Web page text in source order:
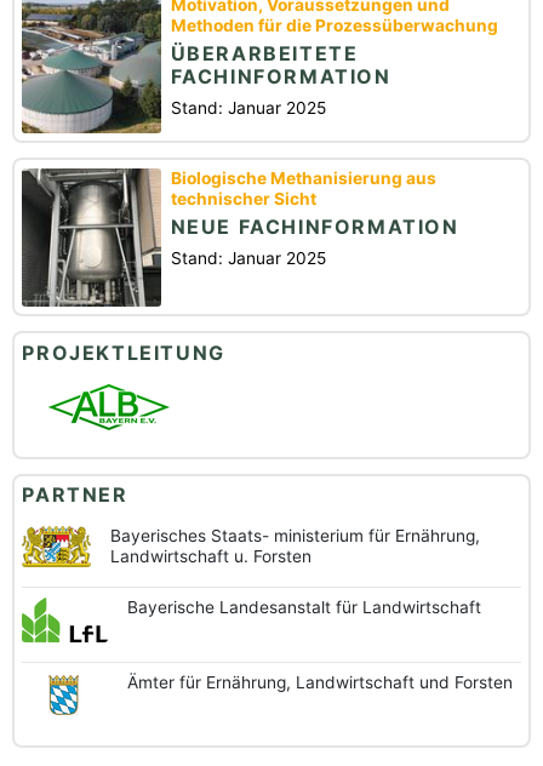
Motivation, Voraussetzungen und
Methoden für die Prozessüberwachung
ÜBERARBEITETE
FACHINFORMATION
Stand: Januar 2025
Biologische Methanisierung aus
technischer Sicht
NEUE FACHINFORMATION
Stand: Januar 2025
PROJEKTLEITUNG
PARTNER
Bayerisches Staats- ministerium für Ernährung,
Landwirtschaft u. Forsten
Bayerische Landesanstaltfür Landwirtschaft
Ämter für Ernährung, Landwirtschaft und Forsten